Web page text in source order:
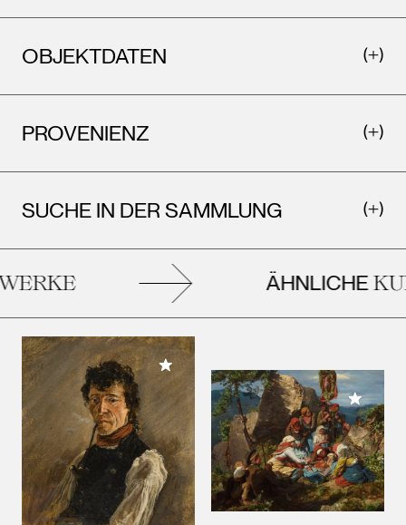
OBJEKTDATEN
PROVENIENZ
SUCHE IN DER SAMMLUNG
ÄHNLICHE
Meiner Sammlung hinzufügen
Meiner